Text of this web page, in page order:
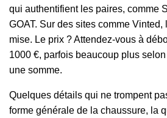
qui authentifient les paires, comme
GOAT. Sur des sites comme
mise. Le prix ? Attendez-vous à
1000 €, parfois beaucoup plus selon
une somme.
Quelques détails qui ne trompent
forme générale de la chaussure, la